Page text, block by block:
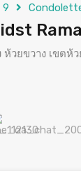
9
วยขวาง เขตห้